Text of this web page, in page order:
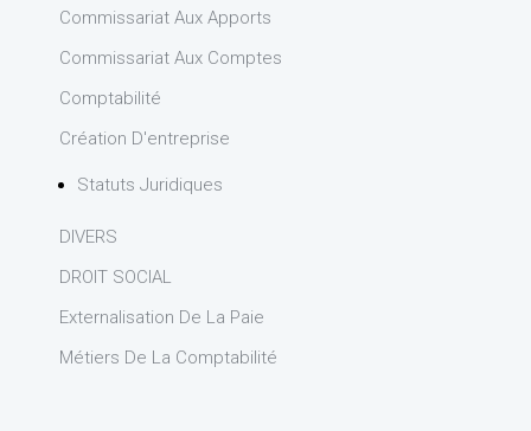
Commissariat Aux Apports
Commissariat Aux Comptes
Comptabilité
Création D'entreprise
Statuts Juridiques
DIVERS
DROIT SOCIAL
Externalisation De La Paie
Métiers De La Comptabilité